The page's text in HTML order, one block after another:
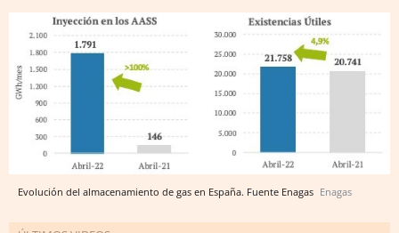
Evolución del almacenamiento de gas en España. Fuente Enagas Enagas